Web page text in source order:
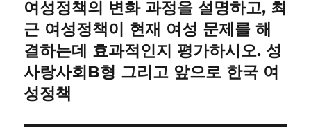
음
글:
여성정책의 변화 과정을 설명하고, 최
근 여성정책이 현재 여성 문제를 해
결하는데 효과적인지 평가하시오. 성
사랑사회B형 그리고 앞으로 한국 여
성정책